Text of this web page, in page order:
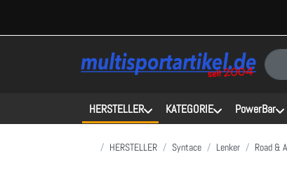
HERSTELLER KATEGORIE PowerBar
Startseite
HERSTELLER Syntace Lenker Road &